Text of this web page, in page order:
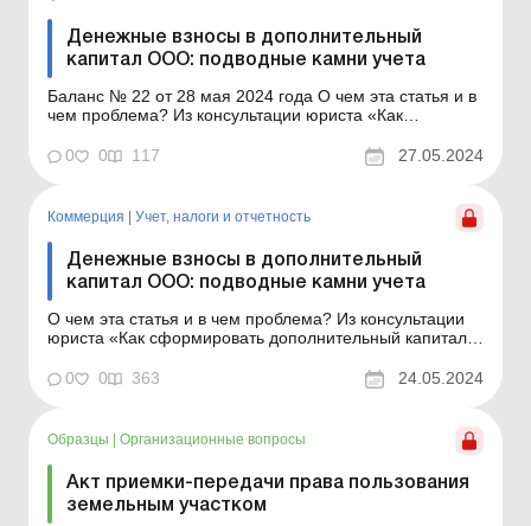
Денежные взносы в дополнительный
капитал ООО: подводные камни учета
Баланс № 22 от 28 мая 2024 года О чем эта статья и в
чем проблема? Из консультации юриста «Как
аспекты» вы можете узнать о правовых основаниях
формирования дополнительного капитала ООО без
0 0 117 27.05.2024
Коммерция Учет, налоги и отчетность
Денежные взносы в дополнительный
капитал ООО: подводные камни учета
О чем эта статья и в чем проблема? Из консультации
юриста «Как сформировать дополнительный капитал:
основаниях формирования дополнительного капитала
ООО без увеличения размера уставного капитала
0 0 363 24.05.2024
Образцы Организационные вопросы
Акт приемки-передачи права пользования
земельным участком